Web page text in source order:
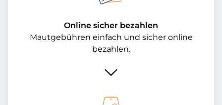
Online sicher bezahlen
Mautgebühren einfach und sicher online
bezahlen.